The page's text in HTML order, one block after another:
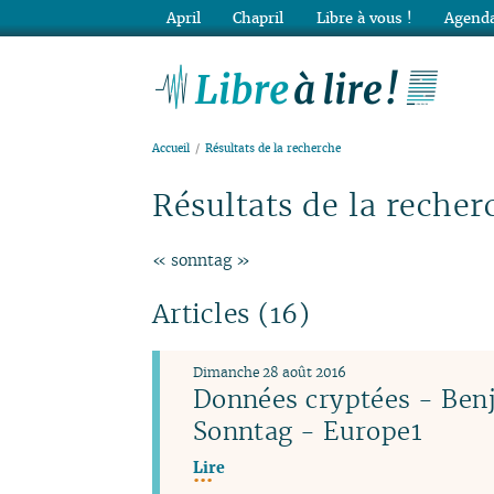
Accueil Résultats de la recherche
Résultats de la
« sonntag »
Articles (16)
Données cryptées -
Sonntag - Europe1
Dimanche 28 août 2016
Lire
April Chapril Libre à vous !